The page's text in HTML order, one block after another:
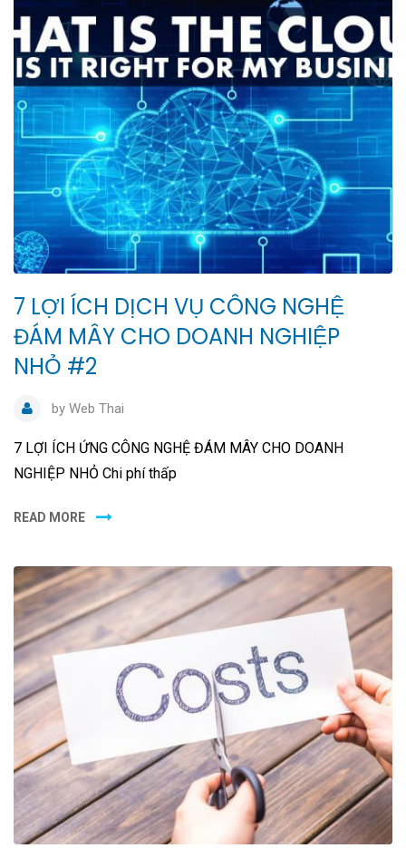
7 LỢI ÍCH DỊCH VỤ CÔNG NGHỆ
ĐÁM MÂY CHO DOANH NGHIỆP
NHỎ #2
by Web Thai
7 LỢI ÍCH ỨNG CÔNG NGHỆ ĐÁM MÂY CHO DOANH
NGHIỆP NHỎ Chi phí thấp
READ MORE